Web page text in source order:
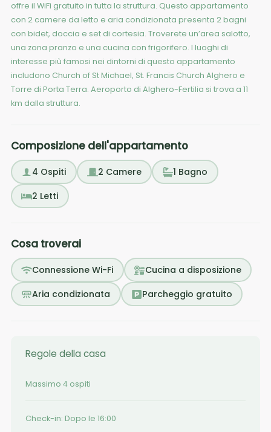
offre il WiFi gratuito in tutta la struttura. Questo appartamento
con 2 camere da letto e aria condizionata presenta 2 bagni
con bidet, doccia e set di cortesia. Troverete un’area salotto,
una zona pranzo e una cucina con frigorifero. I luoghi di
interesse più famosi nei dintorni di questo appartamento
includono Church of St Michael, St. Francis Church Alghero e
Torre di Porta Terra. Aeroporto di Alghero-Fertilia si trova a 11
km dalla struttura.
Composizione dell'appartamento
4 Ospiti 2 Camere 1 Bagno
2 Letti
Cosa troverai
Connessione Wi-Fi
Cucina a disposizione
Aria condizionata
Parcheggio gratuito
Regole della casa
Massimo 4 ospiti
Check-in: Dopo le 16:00